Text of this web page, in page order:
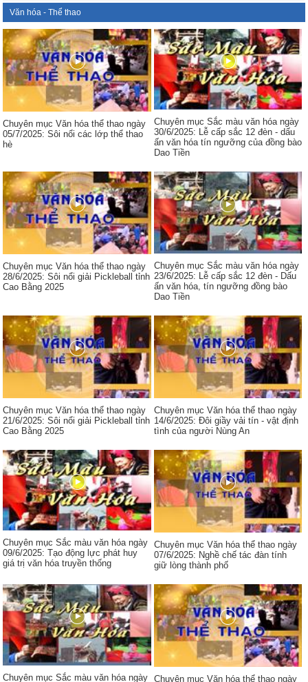
Văn hóa - Thể thao
Chuyên mục Văn hóa thể thao ngày
05/7/2025: Sôi nổi các lớp thể thao
hè
Chuyên mục Sắc màu văn hóa ngày
30/6/2025: Lễ cấp sắc 12 đèn - dấu
ấn văn hóa tín ngưỡng của đồng bào
Dao Tiền
Chuyên mục Văn hóa thể thao ngày
28/6/2025: Sôi nổi giải Pickleball tỉnh
Cao Bằng 2025
Chuyên mục Sắc màu văn hóa ngày
23/6/2025: Lễ cấp sắc 12 đèn - Dấu
ấn văn hóa, tín ngưỡng đồng bào
Dao Tiền
Chuyên mục Văn hóa thể thao ngày
21/6/2025: Sôi nổi giải Pickleball tỉnh
Cao Bằng 2025
Chuyên mục Văn hóa thể thao ngày
14/6/2025: Đôi giầy vải tín - vật định
tình của người Nùng An
Chuyên mục Sắc màu văn hóa ngày
09/6/2025: Tạo động lực phát huy
giá trị văn hóa truyền thống
Chuyên mục Văn hóa thể thao ngày
07/6/2025: Nghề chế tác đàn tính
giữ lòng thành phố
Chuyên mục Sắc màu văn hóa ngày Chuyên mục Văn hóa thể thao ngày